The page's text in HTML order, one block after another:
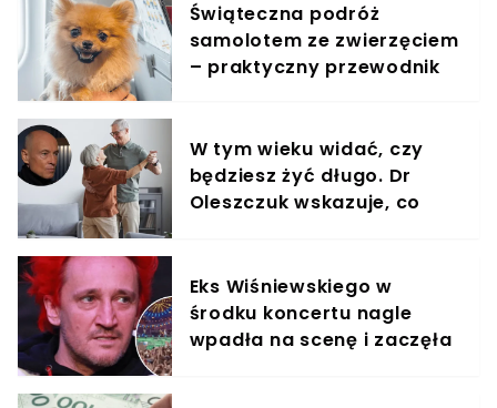
Świąteczna podróż
samolotem ze zwierzęciem
– praktyczny przewodnik
W tym wieku widać, czy
będziesz żyć długo. Dr
Oleszczuk wskazuje, co
Eks Wiśniewskiego w
środku koncertu nagle
wpadła na scenę i zaczęła